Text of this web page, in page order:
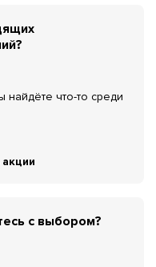
что-то среди
с выбором?